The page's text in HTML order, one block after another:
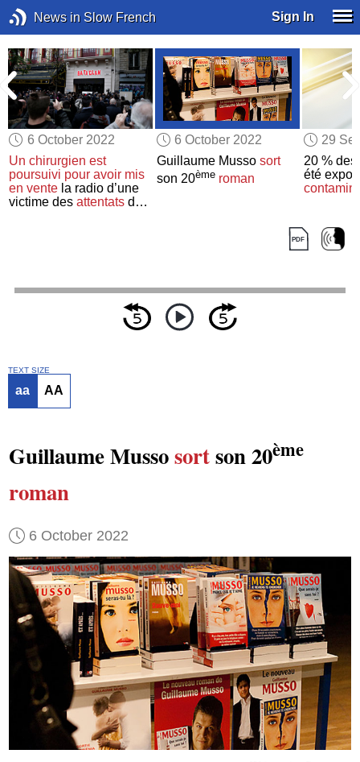
News in Slow French Sign In
6 October 2022
Un chirurgien est
poursuivi pour avoir mis
en vente la radio d’une
victime desattentats du
6 October 2022
Guillaume Musso sort
son 20ème roman
29
20 %
été
TEXT SIZE
aa AA
Guillaume Mussosortson 20ème
roman
6 October 2022